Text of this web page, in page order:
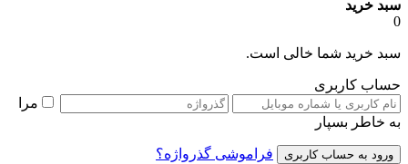
سبد خرید
0
سبد خرید شما خالی است.
حساب کاربری
مرا
به خاطر بسپار
فراموشی گذرواژه؟